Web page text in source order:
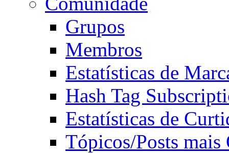
Grupos
Membros
Estatísticas de
Hash Tag
Estatísticas de
Tópicos/Posts mais